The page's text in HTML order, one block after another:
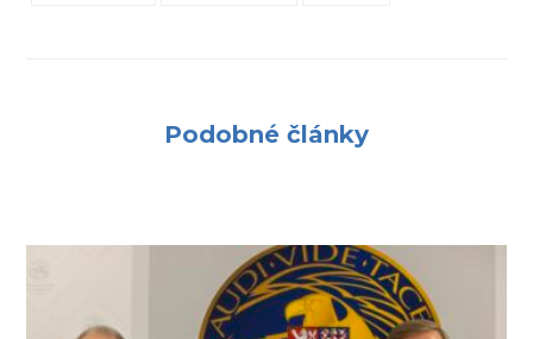
Podobné články